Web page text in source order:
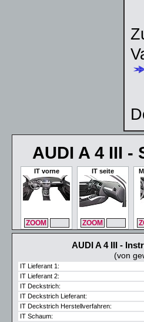
AUDI A 4 III
IT vorne
ZOOM
IT seite
ZOOM
AUDI A 4 III -
(von
IT Lieferant 1:
IT Lieferant 2:
IT Deckstrich:
IT Deckstrich Lieferant:
IT Deckstrich Herstellverfahren:
IT Schaum: